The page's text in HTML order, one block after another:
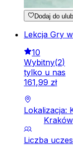
Dodaj do
Lekcja Gry
10
Wybitny(2)
tylko u nas
161,99 zł
Lokalizacja:
Kraków
Liczba